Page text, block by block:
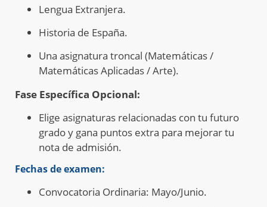
Lengua Extranjera.
Historia de España.
Una asignatura troncal (Matemáticas /
Matemáticas Aplicadas / Arte).
Fase Específica Opcional:
Elige asignaturas relacionadas con tu futuro
grado y gana puntos extra para mejorar tu
nota de admisión.
Fechas de examen:
Convocatoria Ordinaria: Mayo/Junio.